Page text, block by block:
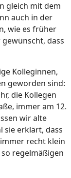
gleich mit dem
auch in der
wie es früher
dass
Kolleginnen,
geworden sind:
die Kollegen
immer am 12.
wir alte
sie erklärt, dass
recht klein
regelmäßigen